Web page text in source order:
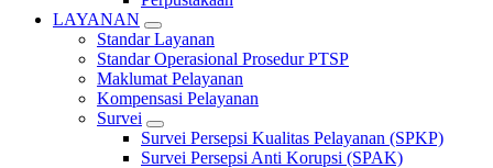
LAYANAN
Standar Layanan
Standar Operasional Prosedur PTSP
Maklumat Pelayanan
Kompensasi Pelayanan
Survei
Survei Persepsi Kualitas Pelayanan (SPKP)
Survei Persepsi Anti Korupsi (SPAK)